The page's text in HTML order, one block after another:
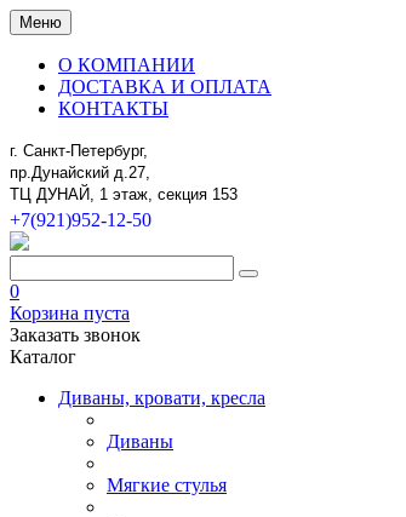
Меню
О КОМПАНИИ
ДОСТАВКА И ОПЛАТА
КОНТАКТЫ
г. Санкт-Петербург,
пр.Дунайский д.27,
ТЦ ДУНАЙ, 1 этаж, секция 153
+7(921)952-12-50
0
Корзина пуста
Заказать звонок
Каталог
Диваны, кровати, кресла
Диваны
Мягкие стулья